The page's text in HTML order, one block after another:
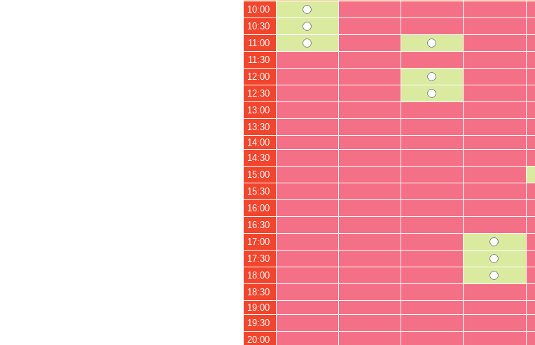
10:00
10:30
11:00
11:30
12:00
12:30
13:00
13:30
14:00
14:30
15:00
15:30
16:00
16:30
17:00
17:30
18:00
18:30
19:00
19:30
20:00